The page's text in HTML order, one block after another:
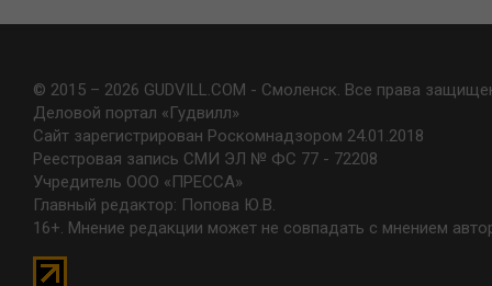
© 2015 – 2026 GUDVILL.COM - Смоленск. Все права
Деловой портал «Гудвилл»
Сайт зарегистрирован Роскомнадзором 24.01.2018
Реестровая запись СМИ ЭЛ № ФС 77 - 72208
Учредитель ООО «ПРЕССА»
Главный редактор: Попова Ю.В.
16+. Мнение редакции может не совпадать с мнением